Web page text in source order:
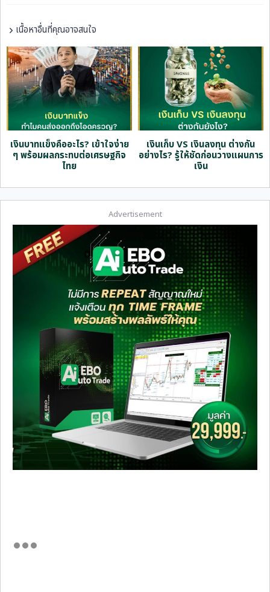
เนื้อหาอื่นที่คุณอาจสนใจ
เงินบาทแข็งคืออะไร? เข้าใจง่าย
ๆ พร้อมผลกระทบต่อเศรษฐกิจ
ไทย
เงินเก็บ VS เงินลงทุน ต่างกัน
อย่างไร? รู้ให้ชัดก่อนวางแผนการ
เงิน
Advertisement